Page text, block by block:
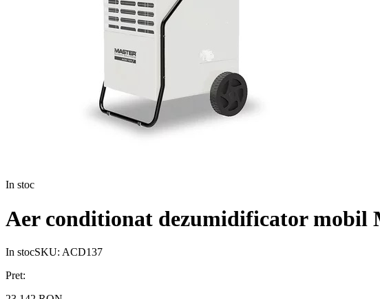
In stoc
Aer conditionat dezumidificator mobil
In stocSKU: ACD137
Pret: